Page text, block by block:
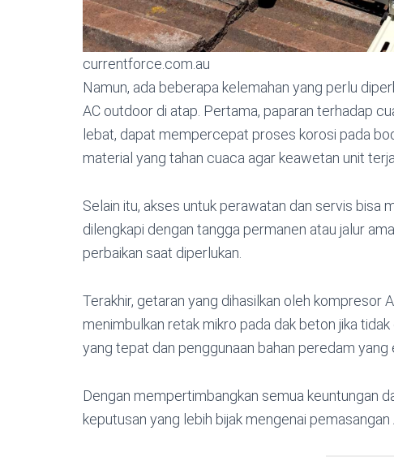
currentforce.com.au
Namun, ada beberapa kelemahan yang perlu
AC outdoor di atap. Pertama, paparan terhadap
lebat, dapat mempercepat proses korosi pada
material yang tahan cuaca agar keawetan unit
Selain itu, akses untuk perawatan dan servis bisa
dilengkapi dengan tangga permanen atau jalur
perbaikan saat diperlukan.
Terakhir, getaran yang dihasilkan oleh kompresor
menimbulkan retak mikro pada dak beton jika
yang tepat dan penggunaan bahan peredam
Dengan mempertimbangkan semua keuntungan
keputusan yang lebih bijak mengenai